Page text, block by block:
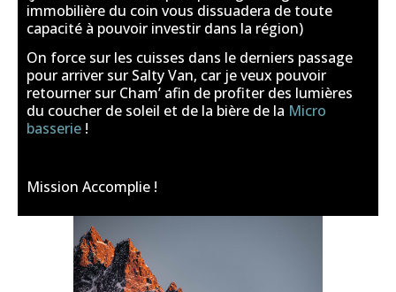
immobilière du coin vous dissuadera de toute
capacité à pouvoir investir dans la région)
On force sur les cuisses dans le derniers passage
pour arriver sur Salty Van, car je veux pouvoir
retourner sur Cham’ afin de profiter des lumières
du coucher de soleil et de la bière de la Micro
basserie !
Mission Accomplie !